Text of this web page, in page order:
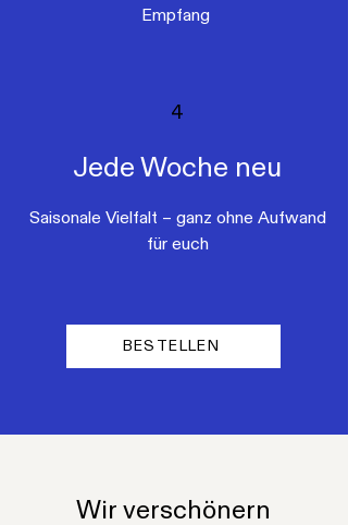
Empfang
4
Jede Woche neu
Saisonale Vielfalt – ganz ohne Aufwand
für euch
BESTELLEN
Wir verschönern